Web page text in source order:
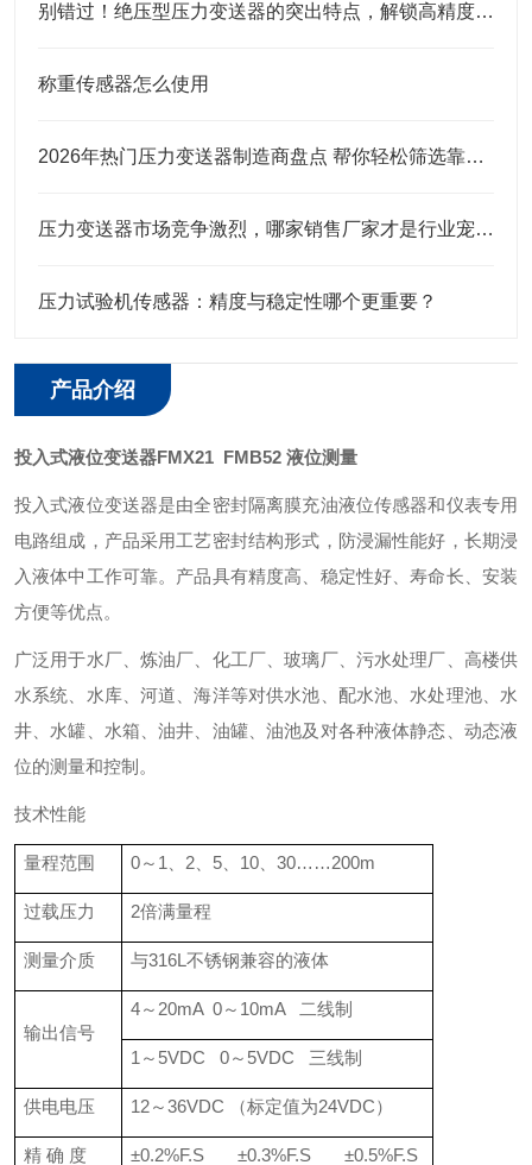
别错过！绝压型压力变送器的突出特点，解锁高精度测量的底层逻辑
称重传感器怎么使用
2026年热门压力变送器制造商盘点 帮你轻松筛选靠谱合作厂商
压力变送器市场竞争激烈，哪家销售厂家才是行业宠儿？
压力试验机传感器：精度与稳定性哪个更重要？
产品介绍
投入式液位变送器FMX21 FMB52 液位测量
投入式液位变送器是由全密封隔离膜充油液位传感器和仪表专用
电路组成，产品采用工艺密封结构形式，防浸漏性能好，长期浸
入液体中工作可靠。产品具有精度高、稳定性好、寿命长、安装
方便等优点。
广泛用于水厂、炼油厂、化工厂、玻璃厂、污水处理厂、高楼供
水系统、水库、河道、海洋等对供水池、配水池、水处理池、水
井、水罐、水箱、油井、油罐、油池及对各种液体静态、动态液
位的测量和控制。
技术性能
量程范围 0～1、2、5、10、30……200m
过载压力 2倍满量程
测量介质 与316L不锈钢兼容的液体
输出信号
4～20mA 0～10mA 二线制
1～5VDC 0～5VDC 三线制
供电电压 12～36VDC （标定值为24VDC）
精 确 度 ±0.2%F.S ±0.3%F.S ±0.5%F.S